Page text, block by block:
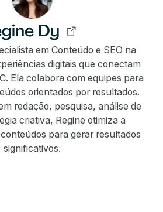
Dy
em Conteúdo e SEO na
digitais que conectam
Ela colabora com equipes para
orientados por resultados.
redação, pesquisa, análise de
criativa, Regine otimiza a
para gerar resultados
significativos.